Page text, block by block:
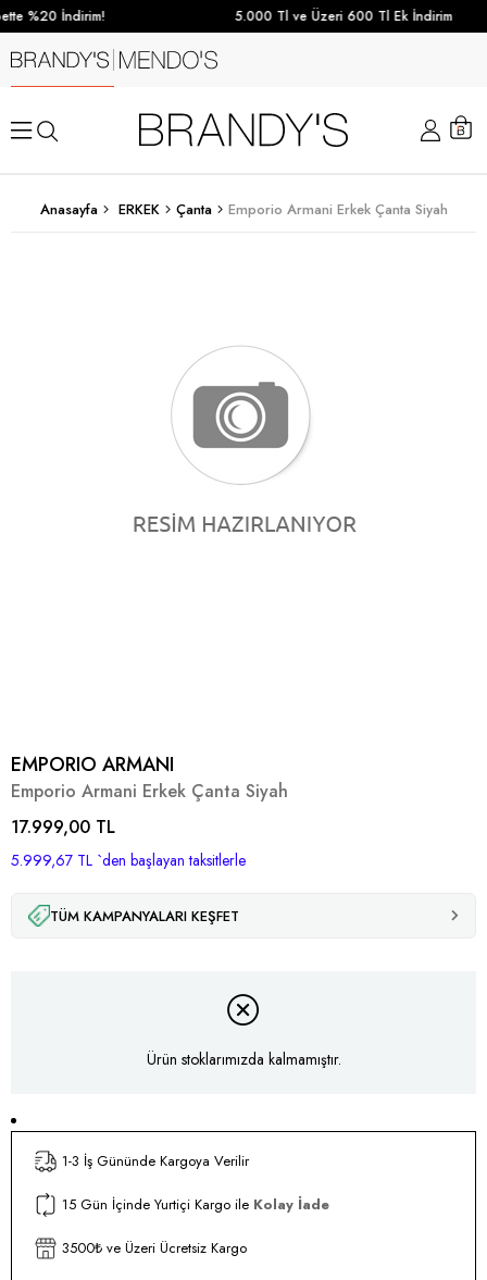
%20 İndirim! 5.000 Tl ve Üzeri 600 Tl Ek İndirim
Anasayfa ERKEK Çanta Emporio Armani Erkek Çanta Siyah
EMPORIO ARMANI
Emporio Armani Erkek Çanta Siyah
17.999,00 TL
5.999,67 TL `den başlayan taksitlerle
TÜM KAMPANYALARI KEŞFET
Ürün stoklarımızda kalmamıştır.
1-3 İş Gününde Kargoya Verilir
15 Gün İçinde Yurtiçi Kargo ile Kolay İade
3500₺ ve Üzeri Ücretsiz Kargo